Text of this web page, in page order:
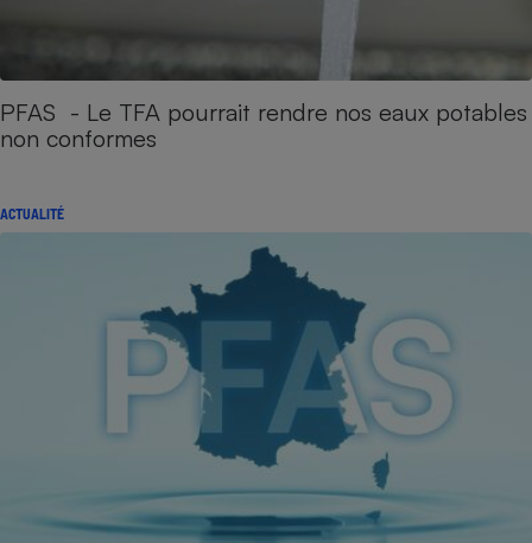
PFAS - Le TFA pourrait rendre nos eaux potables
non conformes
ACTUALITÉ